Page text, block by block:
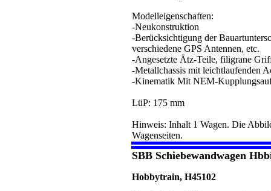
Modelleigenschaften:
-Neukonstruktion
-Berücksichtigung der
verschiedene GPS Antennen, etc.
-Angesetzte Ätz-Teile, filigrane
-Metallchassis mit leichtlaufenden
-Kinematik Mit NEM-
LüP: 175 mm
Hinweis: Inhalt 1 Wagen. Die
Wagenseiten.
SBB Schiebewandwagen
Hobbytrain, H45102